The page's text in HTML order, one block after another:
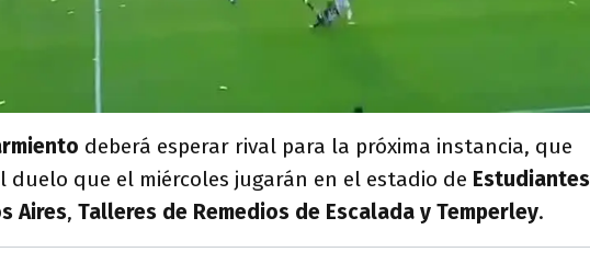
deberá esperar rival para la próxima instancia, que
duelo que el miércoles jugarán en el estadio de Estudiantes
Aires, Talleres de Remedios de Escalada y Temperley.